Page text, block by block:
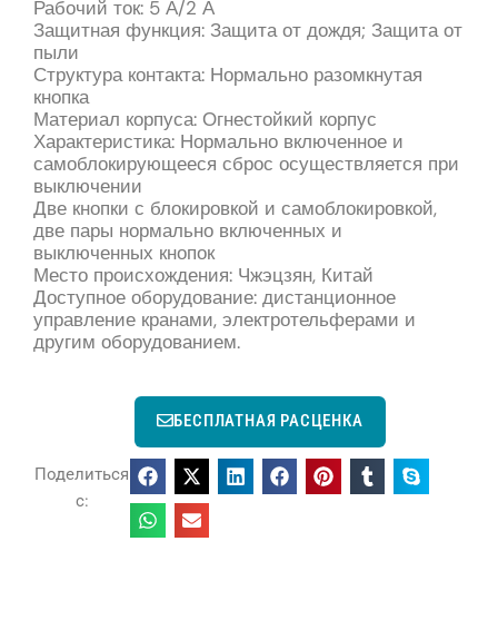
Рабочий ток: 5 А/2 А
Защитная функция: Защита от дождя; Защита от
пыли
Структура контакта: Нормально разомкнутая
кнопка
Материал корпуса: Огнестойкий корпус
Характеристика: Нормально включенное и
самоблокирующееся сброс осуществляется при
выключении
Две кнопки с блокировкой и самоблокировкой,
две пары нормально включенных и
выключенных кнопок
Место происхождения: Чжэцзян, Китай
Доступное оборудование: дистанционное
управление кранами, электротельферами и
другим оборудованием.
БЕСПЛАТНАЯ РАСЦЕНКА
Поделиться
с: